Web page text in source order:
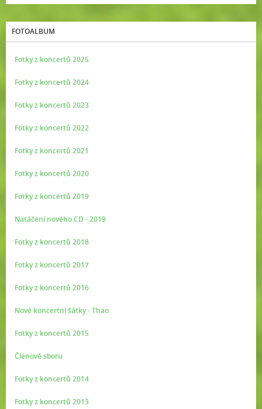
FOTOALBUM
Fotky z koncertů 2025
Fotky z koncertů 2024
Fotky z koncertů 2023
Fotky z koncertů 2022
Fotky z koncertů 2021
Fotky z koncertů 2020
Fotky z koncertů 2019
Natáčení nového CD - 2019
Fotky z koncertů 2018
Fotky z koncertů 2017
Fotky z koncertů 2016
Nové koncertní šátky - Thao
Fotky z koncertů 2015
Členové sboru
Fotky z koncertů 2014
Fotky z koncertů 2013